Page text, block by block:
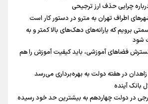
چرایی حذف ارز ترجیحی
اطراف تهران به مترو در دستور کار است
برویم که یارانه‌های دهک‌های بالا کمتر و به
شود
فضاهای آموزشی، باید کیفیت آموزش را هم
زاهدان در هفته دولت به بهره‌برداری می‌رسد
بانک آینده
در دولت چهاردهم به بیشترین حد خود رسیده